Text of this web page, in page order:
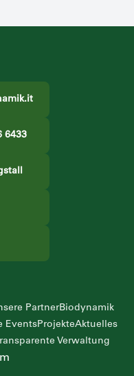
6433
PartnerBiodynamik
EventsProjekteAktuelles
Verwaltung